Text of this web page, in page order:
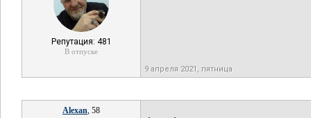
Репутация: 481
В отпуске
9 апреля 2021, пятница
Alexan, 58